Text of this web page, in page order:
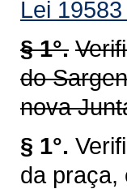
Lei
§ 1°.
do
nova
§ 1°.
da praça,